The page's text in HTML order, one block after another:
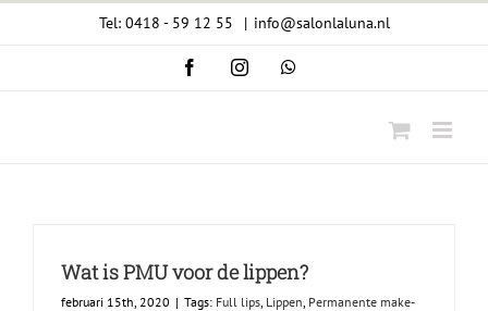
Tel: 0418 - 59 12 55 | info@salonlaluna.nl
FacebookInstagramWhatsApp
Wat is PMU voor de lippen?
februari 15th, 2020 | Tags: Full lips Lippen Permanente make-